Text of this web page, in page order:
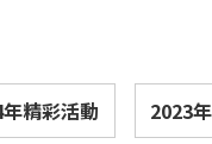
精彩活動 2023